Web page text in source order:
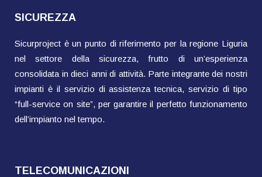
SICUREZZA
Sicurproject è un punto di riferimento per la regione Liguria
nel settore della sicurezza, frutto di un’esperienza
consolidata in dieci anni di attività. Parte integrante dei nostri
impianti è il servizio di assistenza tecnica, servizio di tipo
“full-service on site”, per garantire il perfetto funzionamento
dell’impianto nel tempo.
TELECOMUNICAZIONI